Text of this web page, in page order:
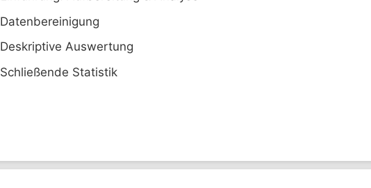
Datenbereinigung
Deskriptive Auswertung
Schließende Statistik